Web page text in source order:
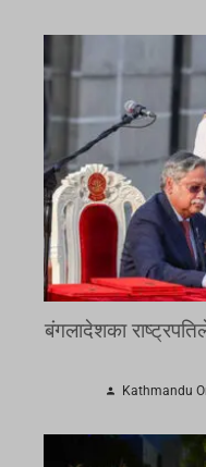
बंगलादेशका
Kathmandu